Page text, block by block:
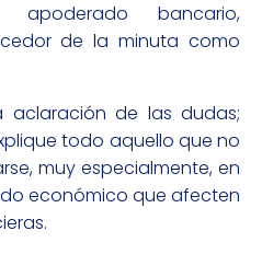
bancario,
de la minuta como
aclaración de las dudas;
todo aquello que no
muy especialmente, en
económico que afecten